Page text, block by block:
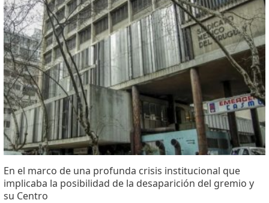
En el marco de una profunda crisis institucional que
implicaba la posibilidad de la desaparición del gremio y
su Centro